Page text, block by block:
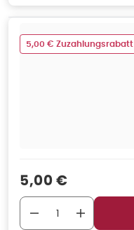
5,00 € Zuzahlungsrabatt
Verkaufspreis
5,00 €